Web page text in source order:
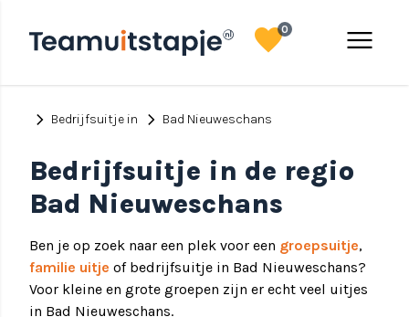
menu
favorite0
chevron_right Bedrijfsuitje in chevron_right Bad Nieuweschans
Bedrijfsuitje in de regio
Bad Nieuweschans
Ben je op zoek naar een plek voor een groepsuitje,
familie uitje of bedrijfsuitje in Bad Nieuweschans?
Voor kleine en grote groepen zijn er echt veel uitjes
in Bad Nieuweschans.